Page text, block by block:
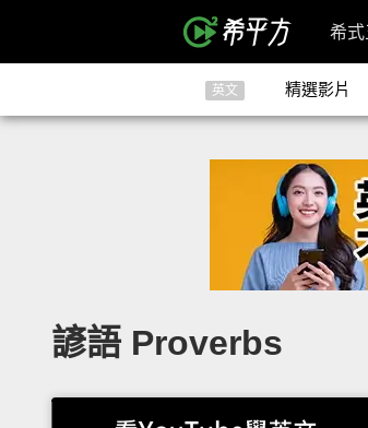
希式
英文 精選影片
諺語 Proverbs